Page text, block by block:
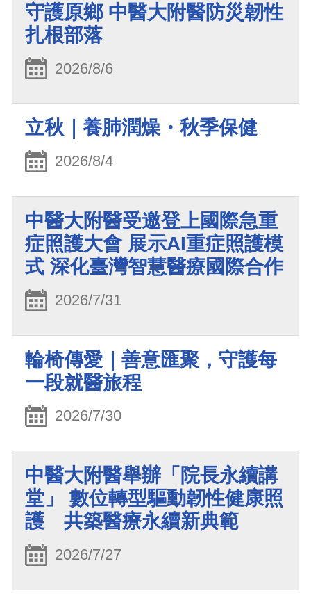
守護原鄉 中醫大附醫防災韌性
扎根部落
2026/8/6
立秋｜養肺潤燥・秋季保健
2026/8/4
中醫大附醫受邀登上國際急重
症照護大會 展示AI重症照護模
式 深化臺灣智慧醫療國際合作
2026/7/31
輪椅傳愛｜善意匯聚，守護每
一段就醫旅程
2026/7/30
中醫大附醫舉辦「院長永續講
堂」 數位轉型驅動韌性健康照
護 共築醫療永續新典範
2026/7/27